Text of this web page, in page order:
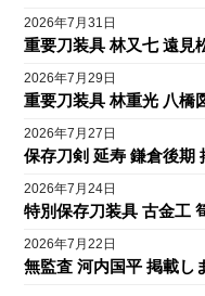
2026年7月31日
重要刀装具 林又七 遠見
2026年7月29日
重要刀装具 林重光 八橋
2026年7月27日
保存刀剣 延寿 鎌倉後期
2026年7月24日
特別保存刀装具 古金工
2026年7月22日
無監査 河内国平 掲載し